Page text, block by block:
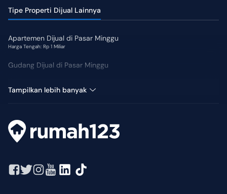
Tipe Properti Dijual Lainnya
Apartemen Dijual di Pasar Minggu
Harga Tengah: Rp 1 Miliar
Gudang Dijual di Pasar Minggu
Tampilkan lebih banyak